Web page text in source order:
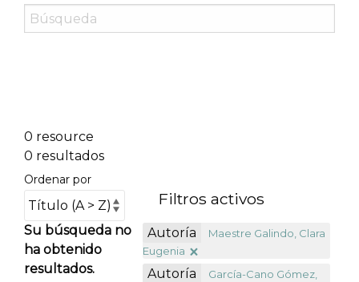
0 resource
0 resultados
Ordenar por
Su búsqueda no
ha obtenido
resultados.
Filtros activos
Autoría
Maestre Galindo, Clara
Eugenia
Autoría
García-Cano Gómez,